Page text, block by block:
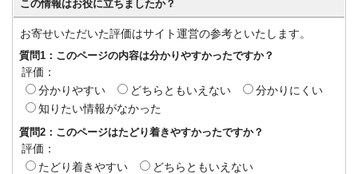
この情報はお役に立ちましたか？
お寄せいただいた評価はサイト運営の参考といたします。
質問1：このページの内容は分かりやすかったですか？
評価：
分かりやすい
どちらともいえない
分かりにくい
知りたい情報がなかった
質問2：このページはたどり着きやすかったですか？
評価：
たどり着きやすい
どちらともいえない